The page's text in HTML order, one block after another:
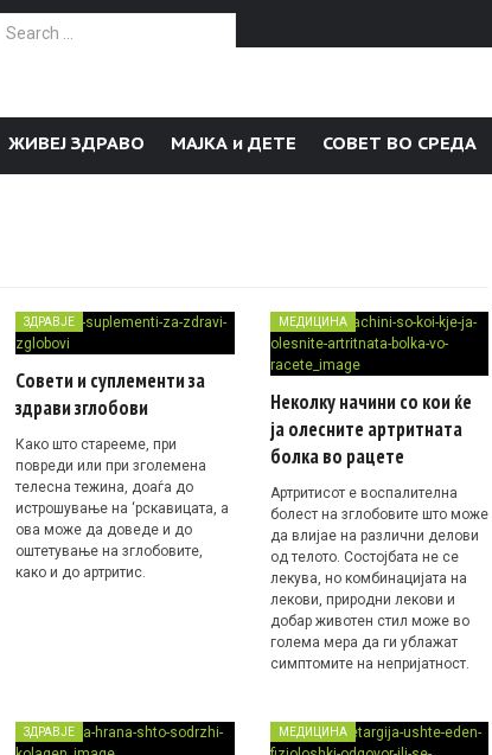
Search for:
ЖИВЕЈ ЗДРАВО МАЈКА и ДЕТЕ СОВЕТ ВО СРЕДА
ЗДРАВЈЕ
Совети и суплементи за
здрави зглобови
Како што старееме, при
повреди или при зголемена
телесна тежина, доаѓа до
истрошување на ‘рскавицата, а
ова може да доведе и до
оштетување на зглобовите,
како и до артритис.
МЕДИЦИНА
Неколку начини со кои ќе
ја олесните артритната
болка во рацете
Артритисот е воспалителна
болест на зглобовите што може
да влијае на различни делови
од телото. Состојбата не се
лекува, но комбинацијата на
лекови, природни лекови и
добар животен стил може во
голема мера да ги ублажат
симптомите на непријатност.
ЗДРАВЈЕ МЕДИЦИНА